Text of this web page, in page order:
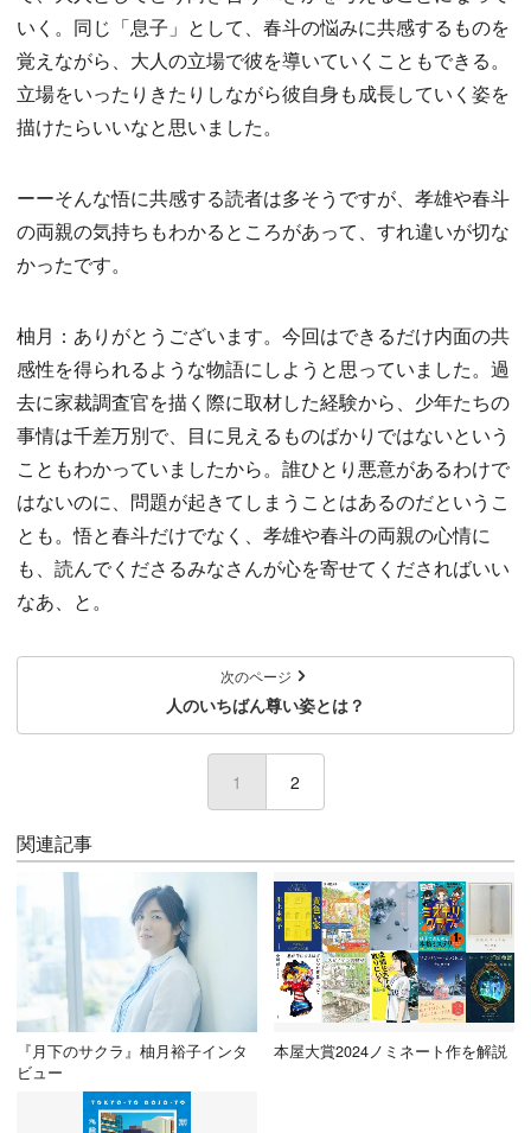
いく。同じ「息子」として、春斗の悩みに共感するものを
覚えながら、大人の立場で彼を導いていくこともできる。
立場をいったりきたりしながら彼自身も成長していく姿を
描けたらいいなと思いました。
ーーそんな悟に共感する読者は多そうですが、孝雄や春斗
の両親の気持ちもわかるところがあって、すれ違いが切な
かったです。
柚月：ありがとうございます。今回はできるだけ内面の共
感性を得られるような物語にしようと思っていました。過
去に家裁調査官を描く際に取材した経験から、少年たちの
事情は千差万別で、目に見えるものばかりではないという
こともわかっていましたから。誰ひとり悪意があるわけで
はないのに、問題が起きてしまうことはあるのだというこ
とも。悟と春斗だけでなく、孝雄や春斗の両親の心情に
も、読んでくださるみなさんが心を寄せてくださればいい
なあ、と。
次のページ
人のいちばん尊い姿とは？
1 (current)
2
関連記事
『月下のサクラ』柚月裕子インタ
ビュー
本屋大賞2024ノミネート作を解説